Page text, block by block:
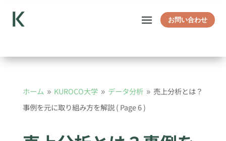
お問い合わせ
ホーム 9 KUROCO大学 9 データ分析 9 売上分析とは？
事例を元に取り組み方を解説( Page 6 )